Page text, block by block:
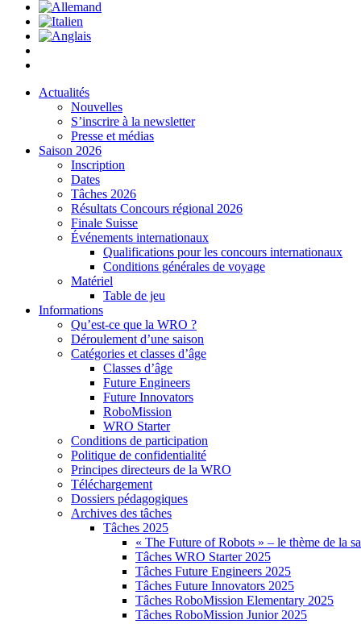
Actualités
Nouvelles
S’inscrire à la newsletter
Presse et médias
Saison 2026
Inscription
Dates
Tâches 2026
Résultats Concours régional 2026
Finale Suisse
Événements internationaux
Qualifications pour les concours internationaux
Conditions générales de voyage
Matériel
Table de jeu
Informations
Qu’est-ce que la WRO ?
Déroulement d’une saison
Catégories et classes d’âge
Classes d’âge
Future Engineers
Future Innovators
RoboMission
WRO Starter
Conditions de participation
Politique de confidentialité
Principes directeurs de la WRO
Téléchargement
Dossiers pédagogiques
Archives des tâches
Tâches 2025
« The Future of Robots » – le thème de la
Tâches WRO Starter 2025
Tâches Future Engineers 2025
Tâches Future Innovators 2025
Tâches RoboMission Elementary 2025
Tâches RoboMission Junior 2025